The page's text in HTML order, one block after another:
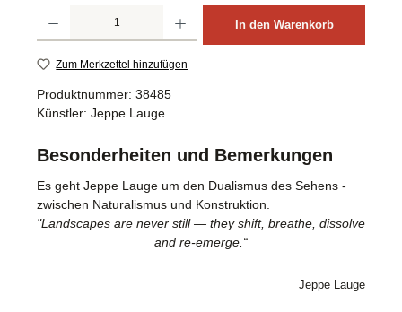
In den Warenkorb
Zum Merkzettel hinzufügen
Produktnummer: 38485
Künstler: Jeppe Lauge
Besonderheiten und Bemerkungen
Es geht Jeppe Lauge um den Dualismus des Sehens -
zwischen Naturalismus und Konstruktion.
"Landscapes are never still — they shift, breathe, dissolve
and re-emerge.“
Jeppe Lauge